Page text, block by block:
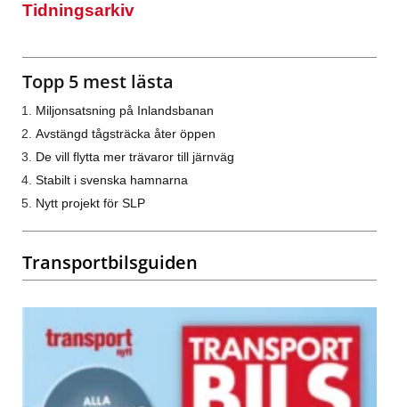
Tidningsarkiv
Topp 5 mest lästa
Miljonsatsning på Inlandsbanan
Avstängd tågsträcka åter öppen
De vill flytta mer trävaror till järnväg
Stabilt i svenska hamnarna
Nytt projekt för SLP
Transportbilsguiden